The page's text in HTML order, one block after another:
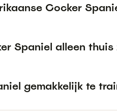
Cocker
Spaniel alleen thuis
gemakkelijk te